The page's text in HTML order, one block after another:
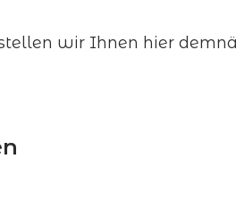
wir Ihnen hier